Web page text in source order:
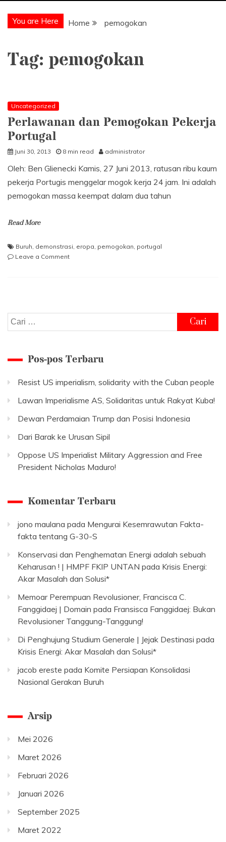
You are Here Home pemogokan
Tag: pemogokan
Uncategorized
Perlawanan dan Pemogokan Pekerja
Portugal
Juni 30, 2013 8 min read administrator
Oleh: Ben Glienecki Kamis, 27 Juni 2013, ratusan ribu kaum
pekerja Portugis menggelar mogok kerja 24 jam. Ini adalah
pemogokan massa keempat dalam dua tahun
Read More
Buruh, demonstrasi, eropa, pemogokan, portugal
Leave a Commenton
Cari
untuk:
Pos-pos Terbaru
Resist US imperialism, solidarity with the Cuban people
Lawan Imperialisme AS, Solidaritas untuk Rakyat Kuba!
Dewan Perdamaian Trump dan Posisi Indonesia
Dari Barak ke Urusan Sipil
Oppose US Imperialist Military Aggression and Free
President Nicholas Maduro!
Komentar Terbaru
jono maulana pada Mengurai Kesemrawutan Fakta-
fakta tentang G-30-S
Konservasi dan Penghematan Energi adalah sebuah
Keharusan ! | HMPF FKIP UNTAN pada Krisis Energi:
Akar Masalah dan Solusi*
Memoar Perempuan Revolusioner, Francisca C.
Fanggidaej | Domain pada Fransisca Fanggidaej: Bukan
Revolusioner Tanggung-Tanggung!
Di Penghujung Studium Generale | Jejak Destinasi pada
Krisis Energi: Akar Masalah dan Solusi*
jacob ereste pada Komite Persiapan Konsolidasi
Nasional Gerakan Buruh
Arsip
Mei 2026
Maret 2026
Februari 2026
Januari 2026
September 2025
Maret 2022